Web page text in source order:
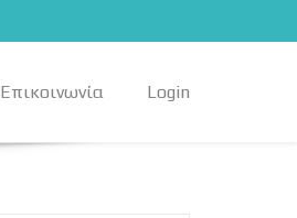
Επικοινωνία Login